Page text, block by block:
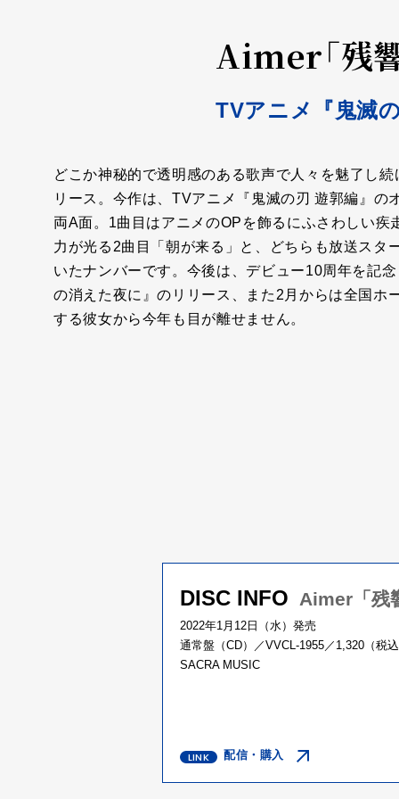
Aimer「残
TVアニメ『鬼滅
どこか神秘的で透明感のある歌声で人々を魅了し
リース。今作は、TVアニメ『鬼滅の刃 遊郭編』
両A面。1曲目はアニメのOPを飾るにふさわしい
力が光る2曲目「朝が来る」と、どちらも放送スタ
いたナンバーです。今後は、デビュー10周年を記
の消えた夜に』のリリース、また2月からは全国ホ
する彼女から今年も目が離せません。
DISC INFO Aimer「残
2022年1月12日（水）発売
通常盤（CD）／VVCL-1955／1,320（税
SACRA MUSIC
配信・購入